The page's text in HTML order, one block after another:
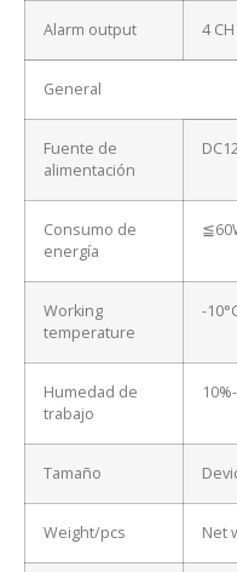
Alarm output 4 CH
General
Fuente de
alimentación
Consumo de
energía
Working
temperature
-
Humedad de
trabajo
Tamaño
Weight/pcs Net